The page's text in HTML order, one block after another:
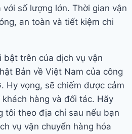
số lượng lớn. Thời gian vận
an toàn và tiết kiệm chi
bật trên của dịch vụ vận
Bản về Việt Nam của công
Hy vọng, sẽ chiếm được cảm
hàng và đối tác. Hãy
tôi theo địa chỉ sau nếu bạn
vụ vận chuyển hàng hóa